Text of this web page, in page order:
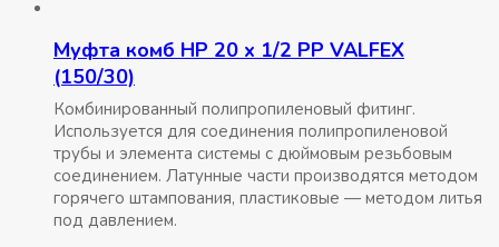
Муфта комб НР 20 x 1/2 РР VALFEX
(150/30)
Комбинированный полипропиленовый фитинг.
Используется для соединения полипропиленовой
трубы и элемента системы с дюймовым резьбовым
соединением. Латунные части производятся методом
горячего штампования, пластиковые — методом литья
под давлением.